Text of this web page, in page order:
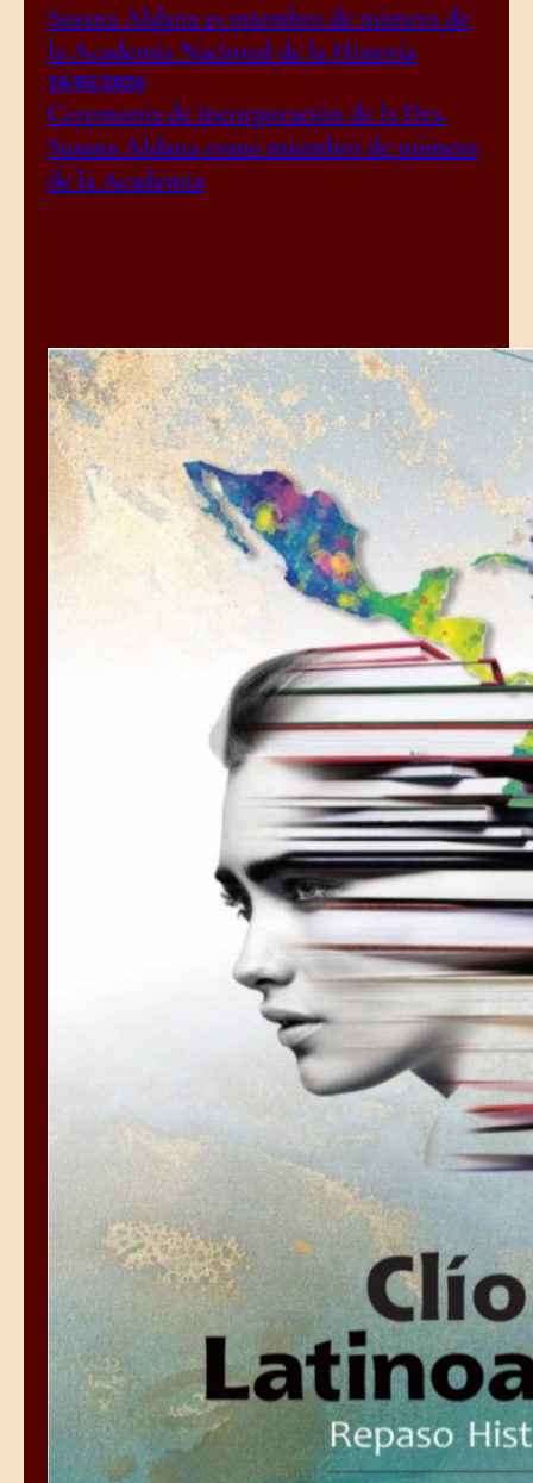
Susana Aldana es miembro de número de
la Academia Nacional de la Historia
16/05/2026
Ceremonia de incorporación de la Dra.
Susana Aldana como miembro de número
de la Academia